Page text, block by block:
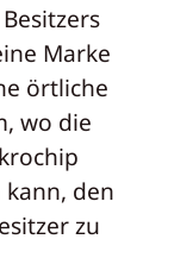
Marke
örtliche
wo die
den
zu